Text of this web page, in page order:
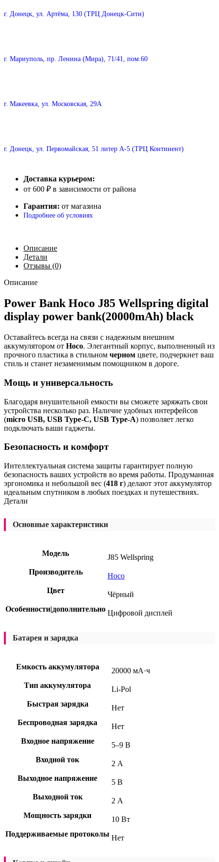
г. Донецк, ул. Артёма, 130 (ТРЦ Донецк-Сити)
г. Мариуполь, пр. Ленина (Мира), 71/41, пом.60
г. Макеевка, ул. Московская, 29А
г. Донецк, ул. Первомайская, 51 литер А-5 (ТРЦ Континент)
Доставка курьером:
от 600 ₽ в зависимости от района
Гарантия: от магазина
Подробнее об условиях
Описание
Детали
Отзывы (0)
Описание
Power Bank Hoco J85 Wellspring digital
display power bank(20000mAh) black
Оставайтесь всегда на связи с надежным внешним
аккумулятором от Hoco. Элегантный корпус, выполненный из
прочного пластика в стильном черном цвете, подчеркнет ваш
стиль и станет незаменимым помощником в дороге.
Мощь и универсальность
Благодаря внушительной емкости вы сможете заряжать свои
устройства несколько раз. Наличие удобных интерфейсов
(micro USB, USB Type-C, USB Type-A) позволяет легко
подключать ваши гаджеты.
Безопасность и комфорт
Интеллектуальная система защиты гарантирует полную
безопасность ваших устройств во время работы. Продуманная
эргономика и небольшой вес (418 г) делают этот аккумулятор
идеальным спутником в любых поездках и путешествиях.
Детали
Основные характеристики
Модель
J85 Wellspring
Производитель
Hoco
Цвет
Чёрный
Особенности|дополнительно Цифровой дисплей
Батарея и зарядка
Емкость аккумулятора
20000 мА·ч
Тип аккумулятора
Li-Pol
Быстрая зарядка
Нет
Беспроводная зарядка
Нет
Входное напряжение
5–9 В
Входной ток
2 А
Выходное напряжение
5 В
Выходной ток
2 А
Мощность зарядки
10 Вт
Поддерживаемые протоколы Нет